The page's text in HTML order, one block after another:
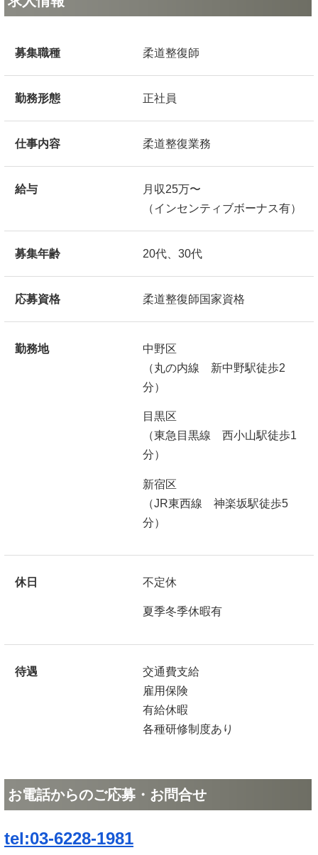
募集職種 柔道整復師
勤務形態 正社員
仕事内容 柔道整復業務
給与
月収25万〜
（インセンティブボーナス有）
募集年齢 20代、30代
応募資格 柔道整復師国家資格
勤務地
中野区
（丸の内線 新中野駅徒歩2
分）
目黒区
（東急目黒線 西小山駅徒歩1
分）
新宿区
（JR東西線 神楽坂駅徒歩5
分）
休日 不定休
夏季冬季休暇有
待遇
交通費支給
雇用保険
有給休暇
各種研修制度あり
お電話からのご応募・お問合せ
tel:03-6228-1981